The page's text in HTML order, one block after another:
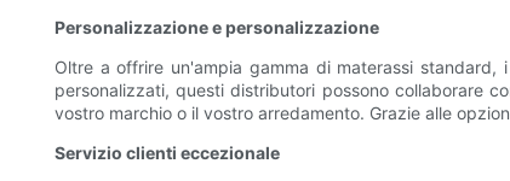
Personalizzazione e personalizzazione
Oltre a offrire un'ampia gamma di materassi
personalizzati, questi distributori possono collaborare
vostro marchio o il vostro arredamento. Grazie alle
Servizio clienti eccezionale